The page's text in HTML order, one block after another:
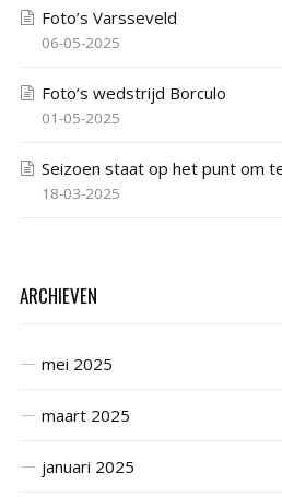
Foto’s Varsseveld
06-05-2025
Foto’s wedstrijd Borculo
01-05-2025
Seizoen staat op het punt om
18-03-2025
ARCHIEVEN
mei 2025
maart 2025
januari 2025